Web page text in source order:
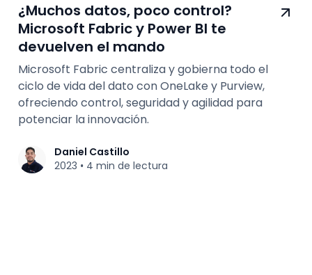
¿Muchos datos, poco control?
Microsoft Fabric y Power BI te
devuelven el mando
Microsoft Fabric centraliza y gobierna todo el
ciclo de vida del dato con OneLake y Purview,
ofreciendo control, seguridad y agilidad para
potenciar la innovación.
Daniel Castillo
2023 • 4 min de lectura